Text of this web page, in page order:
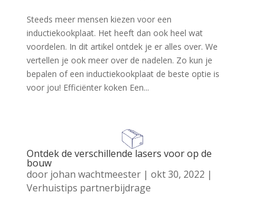
Steeds meer mensen kiezen voor een
inductiekookplaat. Het heeft dan ook heel wat
voordelen. In dit artikel ontdek je er alles over. We
vertellen je ook meer over de nadelen. Zo kun je
bepalen of een inductiekookplaat de beste optie is
voor jou! Efficiënter koken Een...
Ontdek de verschillende lasers voor op de
bouw
door johan wachtmeester| okt 30, 2022 |
Verhuistips partnerbijdrage